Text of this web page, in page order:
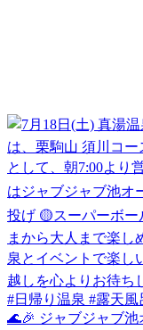
🌊🎉 ジャブジャブ池